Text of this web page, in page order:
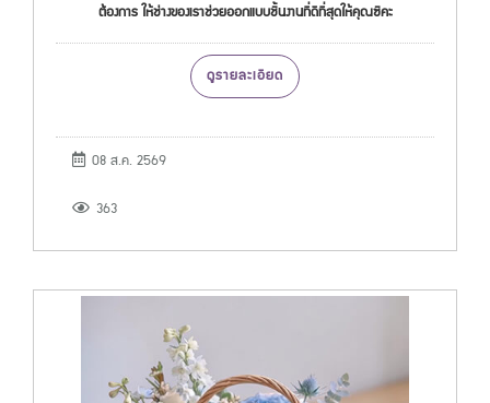
ต้องการ ให้ช่างของเราช่วยออกแบบชิ้นงานที่ดีที่สุดให้คุณซิคะ
ดูรายละเอียด
08 ส.ค. 2569
363